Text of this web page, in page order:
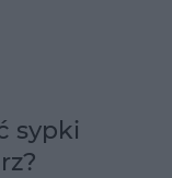
sypki